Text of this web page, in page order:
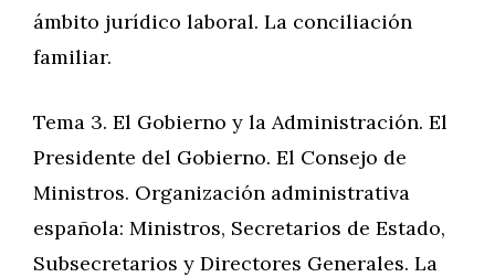
ámbito jurídico laboral. La conciliación
familiar.
Tema 3. El Gobierno y la Administración. El
Presidente del Gobierno. El Consejo de
Ministros. Organización administrativa
española: Ministros, Secretarios de Estado,
Subsecretarios y Directores Generales. La